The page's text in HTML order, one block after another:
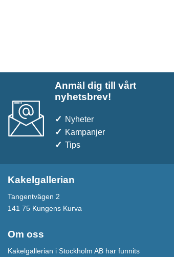
Anmäl dig till vårt
nyhetsbrev!
Nyheter
Kampanjer
Tips
Kakelgallerian
Tangentvägen 2
141 75 Kungens Kurva
Om oss
Kakelgallerian i Stockholm AB har funnits